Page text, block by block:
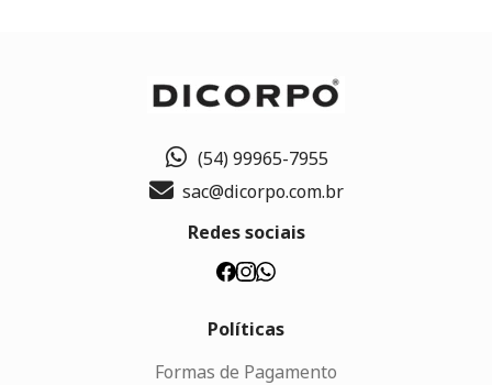
(54) 99965-7955
sac@dicorpo.com.br
Redes sociais
Políticas
Formas de Pagamento